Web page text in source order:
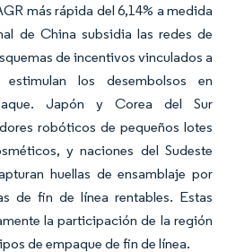
más rápida del 6,14% a medida
de China subsidia las redes de
de incentivos vinculados a
los desembolsos en
Japón y Corea del Sur
robóticos de pequeños lotes
y naciones del Sudeste
huellas de ensamblaje por
de fin de línea rentables. Estas
la participación de la región
de empaque de fin de línea.